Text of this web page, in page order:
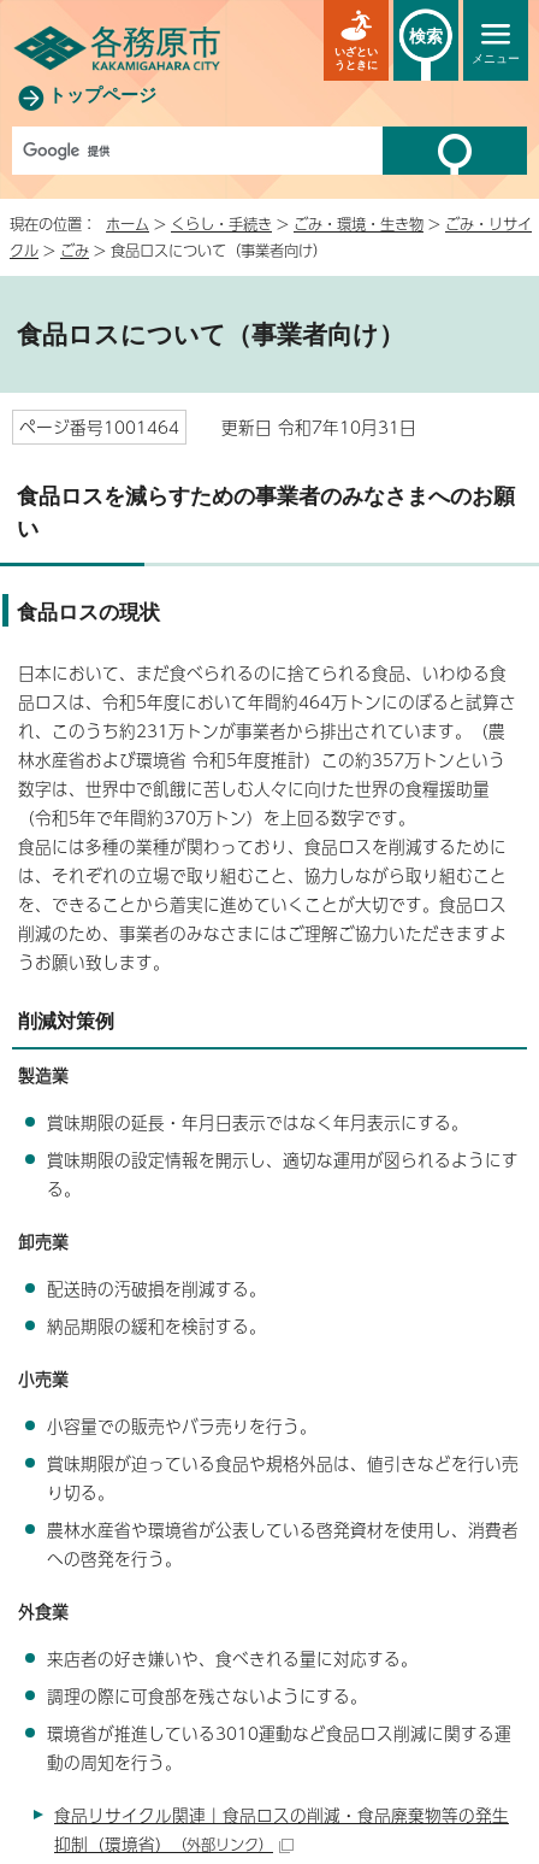
トップページ
メニュー
いざとい
うときに
検索
現在の位置： ホーム > くらし・手続き > ごみ・環境・生き物 > ごみ・リサイ
クル > ごみ > 食品ロスについて（事業者向け）
食品ロスについて（事業者向け）
ページ番号1001464 更新日 令和7年10月31日
食品ロスを減らすための事業者のみなさまへのお願
い
食品ロスの現状
日本において、まだ食べられるのに捨てられる食品、いわゆる食
品ロスは、令和5年度において年間約464万トンにのぼると試算さ
れ、このうち約231万トンが事業者から排出されています。（農
林水産省および環境省 令和5年度推計）この約357万トンという
数字は、世界中で飢餓に苦しむ人々に向けた世界の食糧援助量
（令和5年で年間約370万トン）を上回る数字です。
食品には多種の業種が関わっており、食品ロスを削減するために
は、それぞれの立場で取り組むこと、協力しながら取り組むこと
を、できることから着実に進めていくことが大切です。食品ロス
削減のため、事業者のみなさまにはご理解ご協力いただきますよ
うお願い致します。
削減対策例
製造業
賞味期限の延長・年月日表示ではなく年月表示にする。
賞味期限の設定情報を開示し、適切な運用が図られるようにす
る。
卸売業
配送時の汚破損を削減する。
納品期限の緩和を検討する。
小売業
小容量での販売やバラ売りを行う。
賞味期限が迫っている食品や規格外品は、値引きなどを行い売
り切る。
農林水産省や環境省が公表している啓発資材を使用し、消費者
への啓発を行う。
外食業
来店者の好き嫌いや、食べきれる量に対応する。
調理の際に可食部を残さないようにする。
環境省が推進している3010運動など食品ロス削減に関する運
動の周知を行う。
食品リサイクル関連｜食品ロスの削減・食品廃棄物等の発生
抑制（環境省）
（外部リンク）